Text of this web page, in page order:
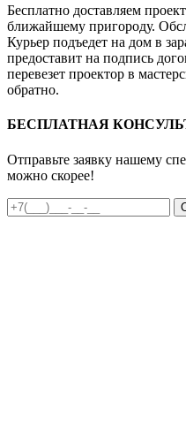
Бесплатно доставляем
ближайшему пригороду.
Курьер подъедет на дом в
предоставит на подпись
перевезет проектор в
обратно.
БЕСПЛАТНАЯ
Отправьте заявку нашему
можно скорее!